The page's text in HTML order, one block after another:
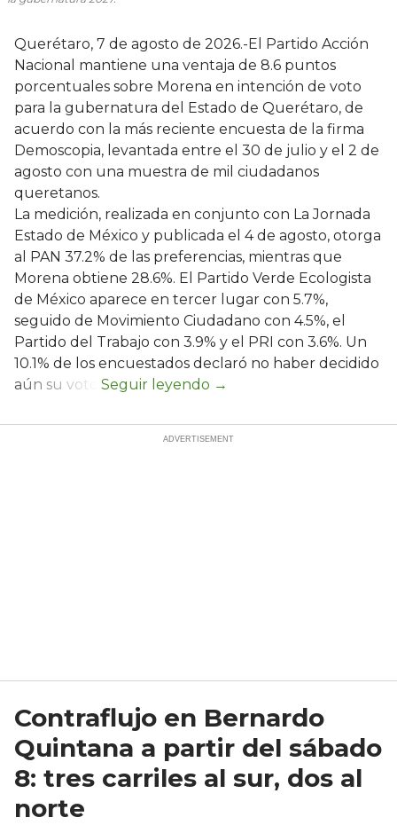
Querétaro, 7 de agosto de 2026.-El Partido Acción
Nacional mantiene una ventaja de 8.6 puntos
porcentuales sobre Morena en intención de voto
para la gubernatura del Estado de Querétaro, de
acuerdo con la más reciente encuesta de la firma
Demoscopia, levantada entre el 30 de julio y el 2 de
agosto con una muestra de mil ciudadanos
queretanos.
La medición, realizada en conjunto con La Jornada
Estado de México y publicada el 4 de agosto, otorga
al PAN 37.2% de las preferencias, mientras que
Morena obtiene 28.6%. El Partido Verde Ecologista
de México aparece en tercer lugar con 5.7%,
seguido de Movimiento Ciudadano con 4.5%, el
Partido del Trabajo con 3.9% y el PRI con 3.6%. Un
10.1% de los encuestados declaró no haber decidido
aún su voto.
Contraflujo en Bernardo
Quintana a partir del sábado
8: tres carriles al sur, dos al
norte